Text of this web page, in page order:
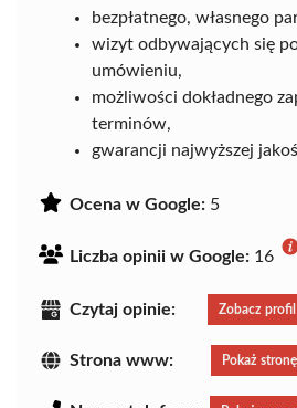
bezpłatnego, własnego
wizyt odbywających się
umówieniu,
możliwości dokładnego
terminów,
gwarancji najwyższej
Ocena w Google: 5
Liczba opinii w Google: 16
Czytaj opinie: Zobacz profil
Strona www: Pokaż stronę